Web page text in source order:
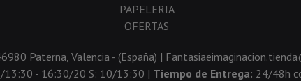
PAPELERIA
OFERTAS
Paterna, Valencia - (España) |
13:30 - 16:30/20 S: 10/13:30 | Tiempo de Entrega: 24/48h